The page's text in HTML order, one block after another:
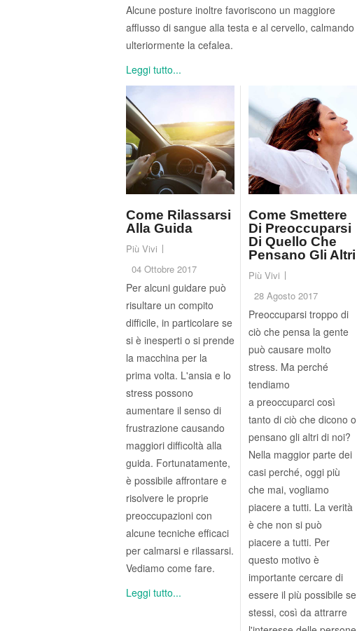
Alcune posture inoltre favoriscono un maggiore
afflusso di sangue alla testa e al cervello, calmando
ulteriormente la cefalea.
Leggi tutto...
Come Rilassarsi
Alla Guida
Più Vivi
04 Ottobre 2017
Per alcuni guidare può
risultare un compito
difficile, in particolare se
si è inesperti o si prende
la macchina per la
prima volta. L'ansia e lo
stress possono
aumentare il senso di
frustrazione causando
maggiori difficoltà alla
guida. Fortunatamente,
è possibile affrontare e
risolvere le proprie
preoccupazioni con
alcune tecniche efficaci
per calmarsi e rilassarsi.
Vediamo come fare.
Leggi tutto...
Come Smettere
Di Preoccuparsi
Di Quello Che
Pensano Gli Altri
Più Vivi
28 Agosto 2017
Preoccuparsi troppo di
ciò che pensa la gente
può causare molto
stress. Ma perché
tendiamo
a preoccuparci così
tanto di ciò che dicono o
pensano gli altri di noi?
Nella maggior parte dei
casi perché, oggi più
che mai, vogliamo
piacere a tutti. La verità
è che non si può
piacere a tutti. Per
questo motivo è
importante cercare di
essere il più possibile se
stessi, così da attrarre